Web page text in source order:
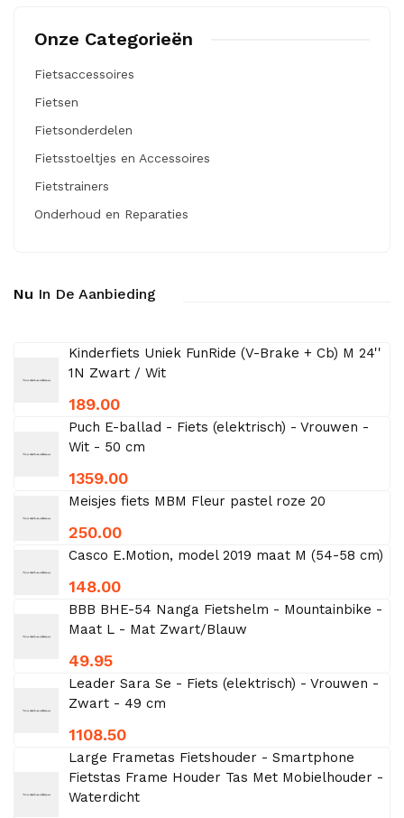
Onze Categorieën
Fietsaccessoires
Fietsen
Fietsonderdelen
Fietsstoeltjes en Accessoires
Fietstrainers
Onderhoud en Reparaties
Nu In De Aanbieding
Kinderfiets Uniek FunRide (V-Brake + Cb) M 24''
1N Zwart / Wit
189.00
Puch E-ballad - Fiets (elektrisch) - Vrouwen -
Wit - 50 cm
1359.00
Meisjes fiets MBM Fleur pastel roze 20
250.00
Casco E.Motion, model 2019 maat M (54-58 cm)
148.00
BBB BHE-54 Nanga Fietshelm - Mountainbike -
Maat L - Mat Zwart/Blauw
49.95
Leader Sara Se - Fiets (elektrisch) - Vrouwen -
Zwart - 49 cm
1108.50
Large Frametas Fietshouder - Smartphone
Fietstas Frame Houder Tas Met Mobielhouder -
Waterdicht